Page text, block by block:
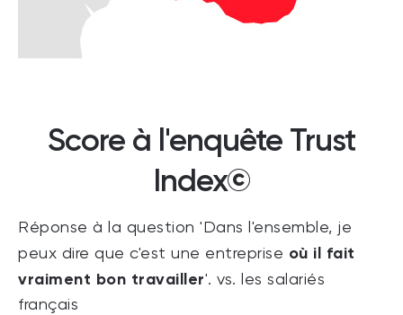
Score à l'enquête Trust
Index©
Réponse à la question 'Dans l'ensemble, je
peux dire que c'est une entreprise où il fait
vraiment bon travailler'. vs. les salariés
français